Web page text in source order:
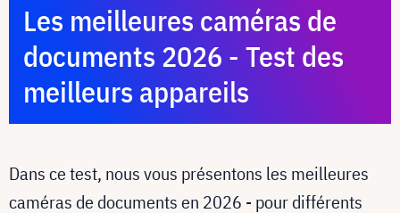
Les meilleures caméras de
documents 2026 - Test des
meilleurs appareils
Dans ce test, nous vous présentons les meilleures
caméras de documents en 2026 - pour différents